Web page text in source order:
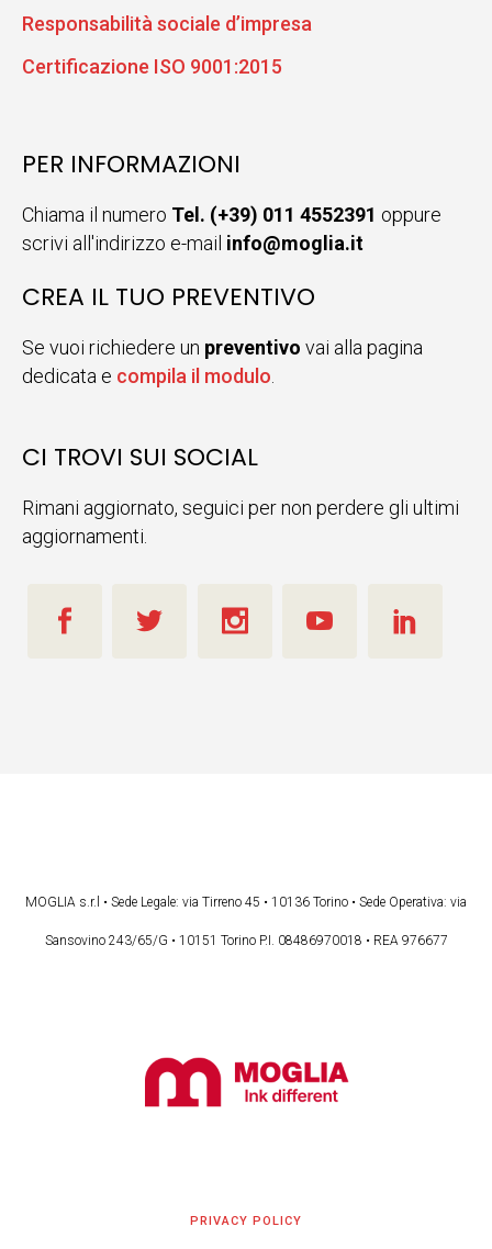
Responsabilità sociale d’impresa
Certificazione ISO 9001:2015
PER INFORMAZIONI
Chiama il numero Tel. (+39) 011 4552391 oppure
scrivi all'indirizzo e-mail info@moglia.it
CREA IL TUO PREVENTIVO
Se vuoi richiedere un preventivo vai alla pagina
dedicata e compila il modulo.
CI TROVI SUI SOCIAL
Rimani aggiornato, seguici per non perdere gli ultimi
aggiornamenti.
MOGLIA s.r.l • Sede Legale: via Tirreno 45 • 10136 Torino • Sede Operativa: via
Sansovino 243/65/G • 10151 Torino P.I. 08486970018 • REA 976677
PRIVACY POLICY